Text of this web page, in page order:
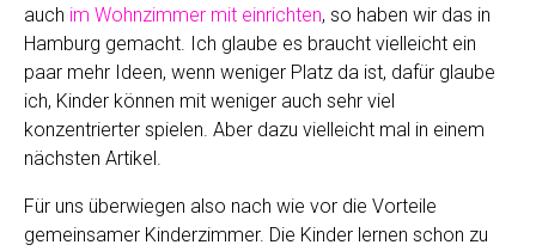
auch im Wohnzimmer mit einrichten, so haben wir das in
Hamburg gemacht. Ich glaube es braucht vielleicht ein
paar mehr Ideen, wenn weniger Platz da ist, dafür glaube
ich, Kinder können mit weniger auch sehr viel
konzentrierter spielen. Aber dazu vielleicht mal in einem
nächsten Artikel.
Für uns überwiegen also nach wie vor die Vorteile
gemeinsamer Kinderzimmer. Die Kinder lernen schon zu